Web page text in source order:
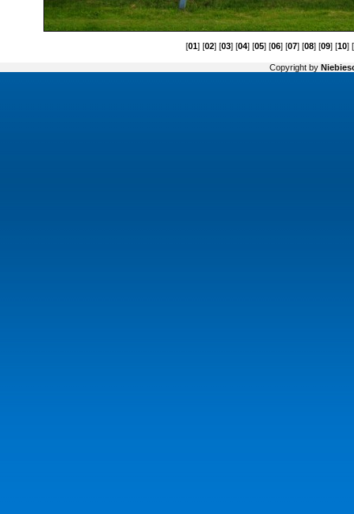
[01] [02] [03] [04] [05] [06] [07] [08] [09] [10] [
Copyright by